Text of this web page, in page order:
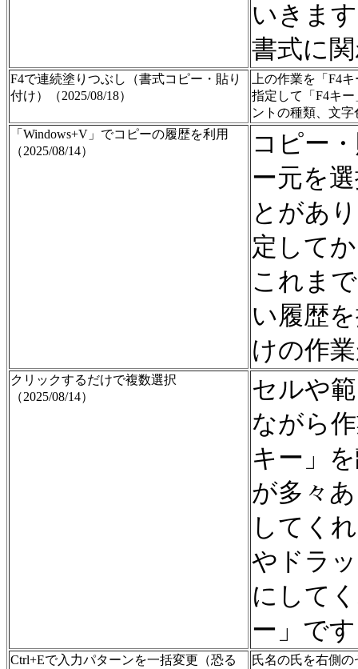
いきま
書式に
F4で連続塗りつぶし（書式コピー・貼り
付け）（2025/08/18）
上の作業を「F4
指定して「F4キ
ントの種類、文
「Windows+V」でコピーの履歴を利用
（2025/08/14）
コピー
ー元を
とがあ
定して
これま
い履歴
けの作
クリックするだけで複数選択
（2025/08/14）
セルや
ながら
キー」
が多々
してく
やドラ
にして
ー」で
Ctrl+Eで入力パターンを一括変更（恐る
氏名の氏を右側